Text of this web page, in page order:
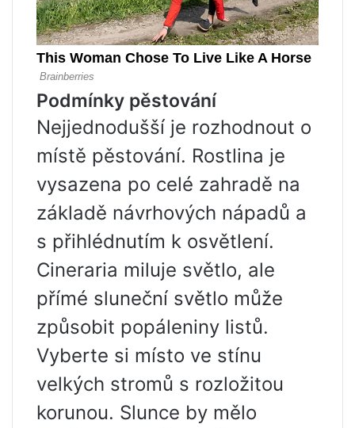
Podmínky pěstování
Nejjednodušší je rozhodnout o
místě pěstování. Rostlina je
vysazena po celé zahradě na
základě návrhových nápadů a
s přihlédnutím k osvětlení.
Cineraria miluje světlo, ale
přímé sluneční světlo může
způsobit popáleniny listů.
Vyberte si místo ve stínu
velkých stromů s rozložitou
korunou. Slunce by mělo